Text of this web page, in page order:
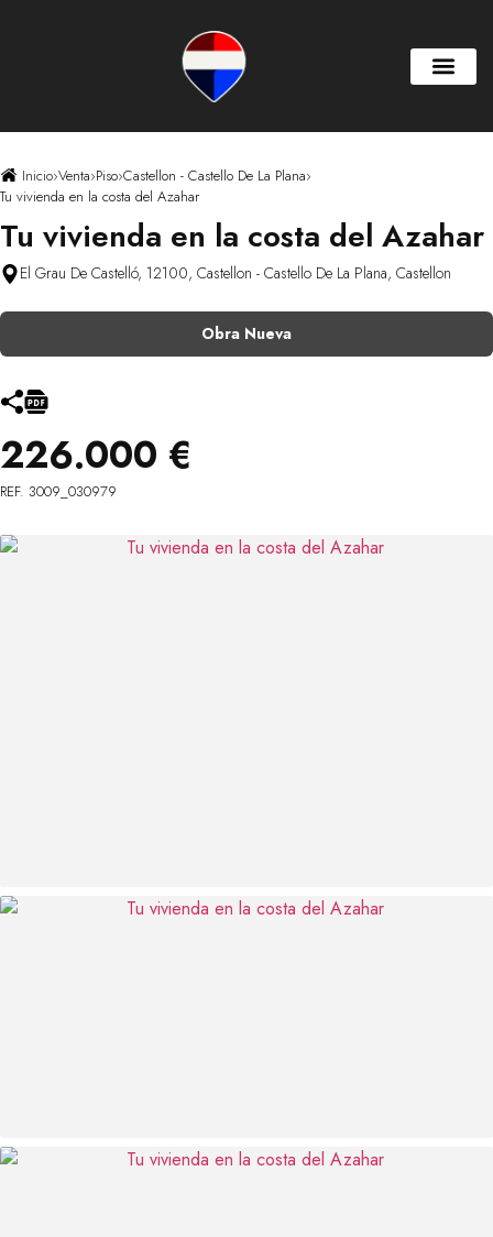
Inicio›Venta›Piso›Castellon - Castello De La Plana›
Tu vivienda en la costa del Azahar
Tu vivienda en la costa del Azahar
El Grau De Castelló, 12100, Castellon - Castello De La Plana, Castellon
Obra Nueva
226.000 €
REF. 3009_030979